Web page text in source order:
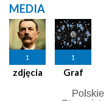
MEDIA
1
zdjęcia
1
Graf